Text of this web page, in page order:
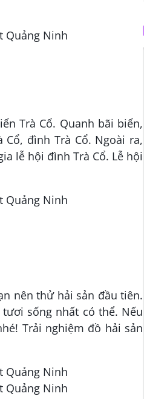
Trà Cổ. Quanh bãi biển,
đình Trà Cổ. Ngoài ra,
lễ hội đình Trà Cổ. Lễ hội
nên thử hải sản đầu tiên.
sống nhất có thể. Nếu
Trải nghiệm đồ hải sản